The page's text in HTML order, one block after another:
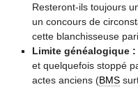
Resteront-ils toujours
un concours de
cette blanchisseuse
Limite généalogique :
et quelquefois stoppé
actes anciens (BMS